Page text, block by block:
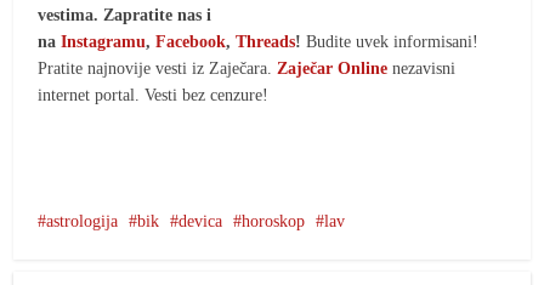
vestima. Zapratite nas i
naInstagramu,Facebook,Threads!Budite uvek informisani!
Pratite najnovije vesti iz Zaječara. Zaječar Onlinenezavisni
internet portal. Vesti bez cenzure!
astrologija bik devica horoskop lav